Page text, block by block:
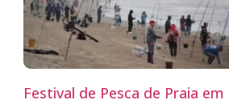
Festival de Pesca de Praia em